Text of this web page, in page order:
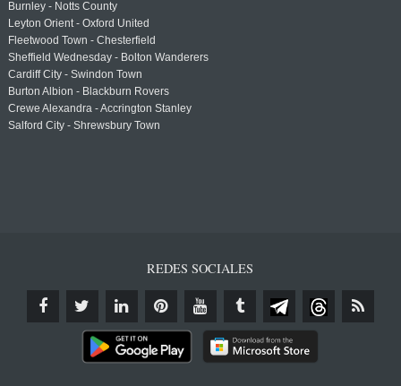
Burnley - Notts County
Leyton Orient - Oxford United
Fleetwood Town - Chesterfield
Sheffield Wednesday - Bolton Wanderers
Cardiff City - Swindon Town
Burton Albion - Blackburn Rovers
Crewe Alexandra - Accrington Stanley
Salford City - Shrewsbury Town
REDES SOCIALES